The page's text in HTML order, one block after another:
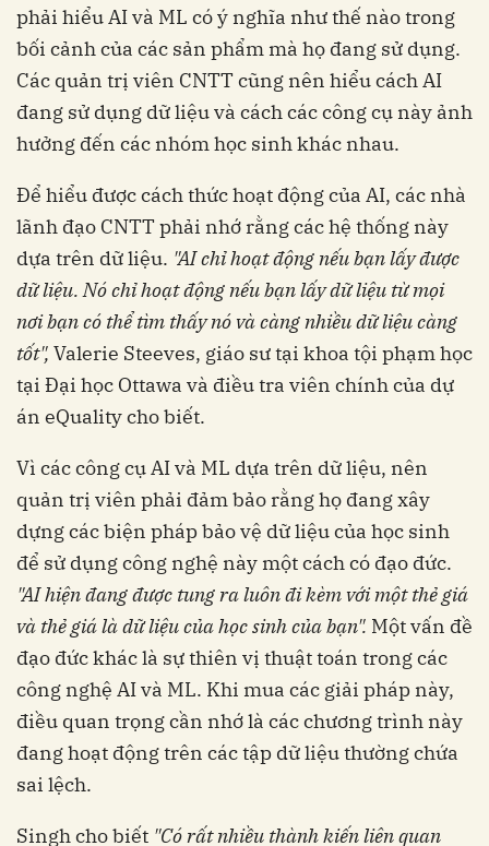
phải hiểu AI và ML có ý nghĩa như thế nào trong
bối cảnh của các sản phẩm mà họ đang sử dụng.
Các quản trị viên CNTT cũng nên hiểu cách AI
đang sử dụng dữ liệu và cách các công cụ này ảnh
hưởng đến các nhóm học sinh khác nhau.
Để hiểu được cách thức hoạt động của AI, các nhà
lãnh đạo CNTT phải nhớ rằng các hệ thống này
dựa trên dữ liệu. "AI chỉ hoạt động nếu bạn lấy được
dữ liệu. Nó chỉ hoạt động nếu bạn lấy dữ liệu từ mọi
nơi bạn có thể tìm thấy nó và càng nhiều dữ liệu càng
tốt", Valerie Steeves, giáo sư tại khoa tội phạm học
tại Đại học Ottawa và điều tra viên chính của dự
án eQuality cho biết.
Vì các công cụ AI và ML dựa trên dữ liệu, nên
quản trị viên phải đảm bảo rằng họ đang xây
dựng các biện pháp bảo vệ dữ liệu của học sinh
để sử dụng công nghệ này một cách có đạo đức.
"AI hiện đang được tung ra luôn đi kèm với một thẻ giá
và thẻ giá là dữ liệu của học sinh của bạn". Một vấn đề
đạo đức khác là sự thiên vị thuật toán trong các
công nghệ AI và ML. Khi mua các giải pháp này,
điều quan trọng cần nhớ là các chương trình này
đang hoạt động trên các tập dữ liệu thường chứa
sai lệch.
Singh cho biết "Có rất nhiều thành kiến liên quan